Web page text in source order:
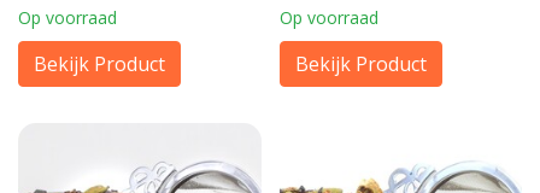
Op voorraad
Bekijk Product
Op voorraad
Bekijk Product